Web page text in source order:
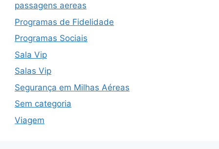
passagens aereas
Programas de Fidelidade
Programas Sociais
Sala Vip
Salas Vip
Segurança em Milhas Aéreas
Sem categoria
Viagem